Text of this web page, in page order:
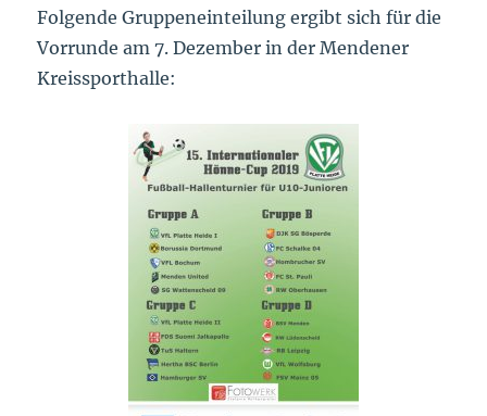
Folgende Gruppeneinteilung ergibt sich für die
Vorrunde am 7. Dezember in der Mendener
Kreissporthalle: